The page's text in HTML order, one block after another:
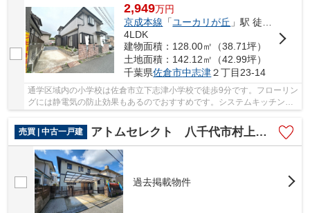
2,949万円
京成本線 「ユーカリが丘 」駅 徒歩14分
4LDK
建物面積：128.00㎡（38.71坪）
土地面積：142.12㎡（42.99坪）
千葉県佐倉市中志津２丁目23-14
通学区域内の小学校は佐倉市立下志津小学校で徒歩9分です。フローリン
グには静電気の防止効果もあるのでおすすめです。システムキッチン付
きの物件でカラーリングも統一できるため見た...
売買 | 中古一戸建
アトムセレクト 八千代市村上中古戸建
過去掲載物件